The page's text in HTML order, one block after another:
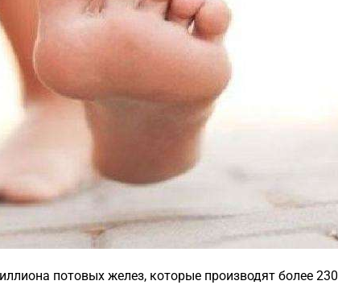
потовых желез, которые производят более 230